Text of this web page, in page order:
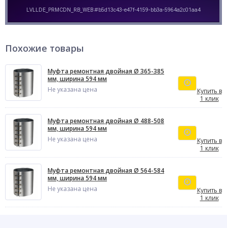
Похожие товары
Муфта ремонтная двойная Ø 365-385
мм, ширина 594 мм
Не указана цена
Купить в
1 клик
Муфта ремонтная двойная Ø 488-508
мм, ширина 594 мм
Не указана цена
Купить в
1 клик
Муфта ремонтная двойная Ø 564-584
мм, ширина 594 мм
Не указана цена
Купить в
1 клик